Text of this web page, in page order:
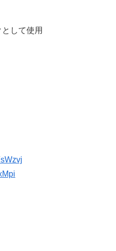
して使用